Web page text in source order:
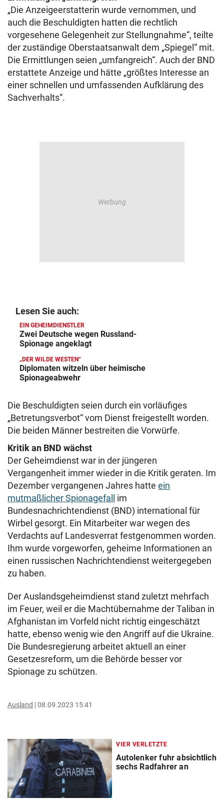
„Die Anzeigeerstatterin wurde vernommen, und
auch die Beschuldigten hatten die rechtlich
vorgesehene Gelegenheit zur Stellungnahme“, teilte
der zuständige Oberstaatsanwalt dem „Spiegel“ mit.
Die Ermittlungen seien „umfangreich“. Auch der BND
erstattete Anzeige und hätte „größtes Interesse an
einer schnellen und umfassenden Aufklärung des
Sachverhalts“.
Lesen Sie auch:
EIN GEHEIMDIENSTLER
Zwei Deutsche wegen Russland-
Spionage angeklagt
„DER WILDE WESTEN“
Diplomaten witzeln über heimische
Spionageabwehr
Die Beschuldigten seien durch ein vorläufiges
„Betretungsverbot“ vom Dienst freigestellt worden.
Die beiden Männer bestreiten die Vorwürfe.
Kritik an BND wächst
Der Geheimdienst war in der jüngeren
Vergangenheit immer wieder in die Kritik geraten. Im
Dezember vergangenen Jahres hatte ein
mutmaßlicher Spionagefall
im
Bundesnachrichtendienst (BND) international für
Wirbel gesorgt. Ein Mitarbeiter war wegen des
Verdachts auf Landesverrat festgenommen worden.
Ihm wurde vorgeworfen, geheime Informationen an
einen russischen Nachrichtendienst weitergegeben
zu haben.
Der Auslandsgeheimdienst stand zuletzt mehrfach
im Feuer, weil er die Machtübernahme der Taliban in
Afghanistan im Vorfeld nicht richtig eingeschätzt
hatte, ebenso wenig wie den Angriff auf die Ukraine.
Die Bundesregierung arbeitet aktuell an einer
Gesetzesreform, um die Behörde besser vor
Spionage zu schützen.
Ausland 08.09.2023 15:41
VIER VERLETZTE
Autolenker fuhr absichtlich
sechs Radfahrer an